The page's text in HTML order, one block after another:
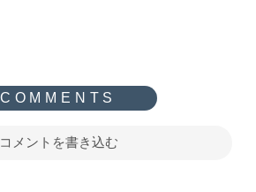
コメントを書き込む